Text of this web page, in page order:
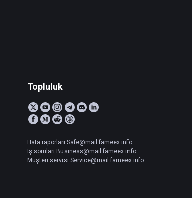
Topluluk
Hata raporları:Safe@mail.fameex.info
İş soruları:Business@mail.fameex.info
Müşteri servisi:Service@mail.fameex.info